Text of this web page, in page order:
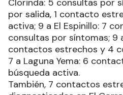
por salida, 1 contacto
activa; 9 a El Espinillo: 7
consultas por síntomas; 9
contactos estrechos y 4
7 a Laguna Yema: 6
búsqueda activa.
También, 7 contactos